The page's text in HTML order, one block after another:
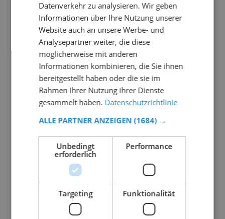
Datenverkehr zu analysieren. Wir geben
Informationen über Ihre Nutzung unserer
Website auch an unsere Werbe- und
Analysepartner weiter, die diese
möglicherweise mit anderen
Informationen kombinieren, die Sie ihnen
bereitgestellt haben oder die sie im
Rahmen Ihrer Nutzung ihrer Dienste
gesammelt haben. Datenschutzrichtlinie
ALLE PARTNER ANZEIGEN (1684) →
Unbedingt
erforderlich
Performance
Targeting Funktionalität